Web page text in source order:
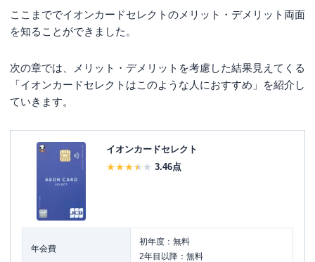
ここまででイオンカードセレクトのメリット・デメリット両面
を知ることができました。
次の章では、メリット・デメリットを考慮した結果見えてくる
「イオンカードセレクトはこのような人におすすめ」を紹介し
ていきます。
イオンカードセレクト
3.46点
年会費
初年度：無料
2年目以降：無料